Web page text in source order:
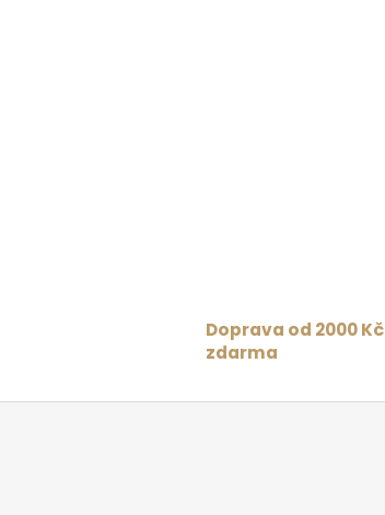
Doprava od 2000 Kč
zdarma
Z